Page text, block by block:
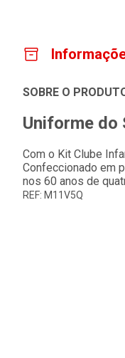
SOBRE O
Uniforme do
Com o Kit Clube
Confeccionado em
nos 60 anos de
REF: M11V5Q